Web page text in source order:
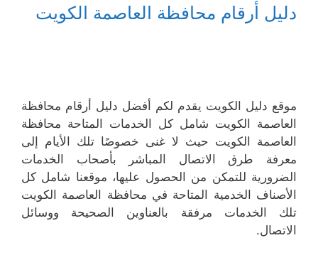
دليل أرقام محافظة العاصمة الكويت
موقع دليل الكويت يقدم لكم أفضل دليل أرقام محافظة
العاصمة الكويت شامل كل الخدمات المتاحة محافظة
العاصمة الكويت حيث لا غنى خصوصًا تلك الأيام إلى
معرفة طرق الاتصال المباشر بأصحاب الخدمات
الضرورية للتمكن من الحصول عليها، موقعنا شامل كل
الأصناف الخدمية المتاحة في محافظة العاصمة الكويت
تلك الخدمات مرفقة بالعناوين الصحيحة ووسائل
الاتصال.